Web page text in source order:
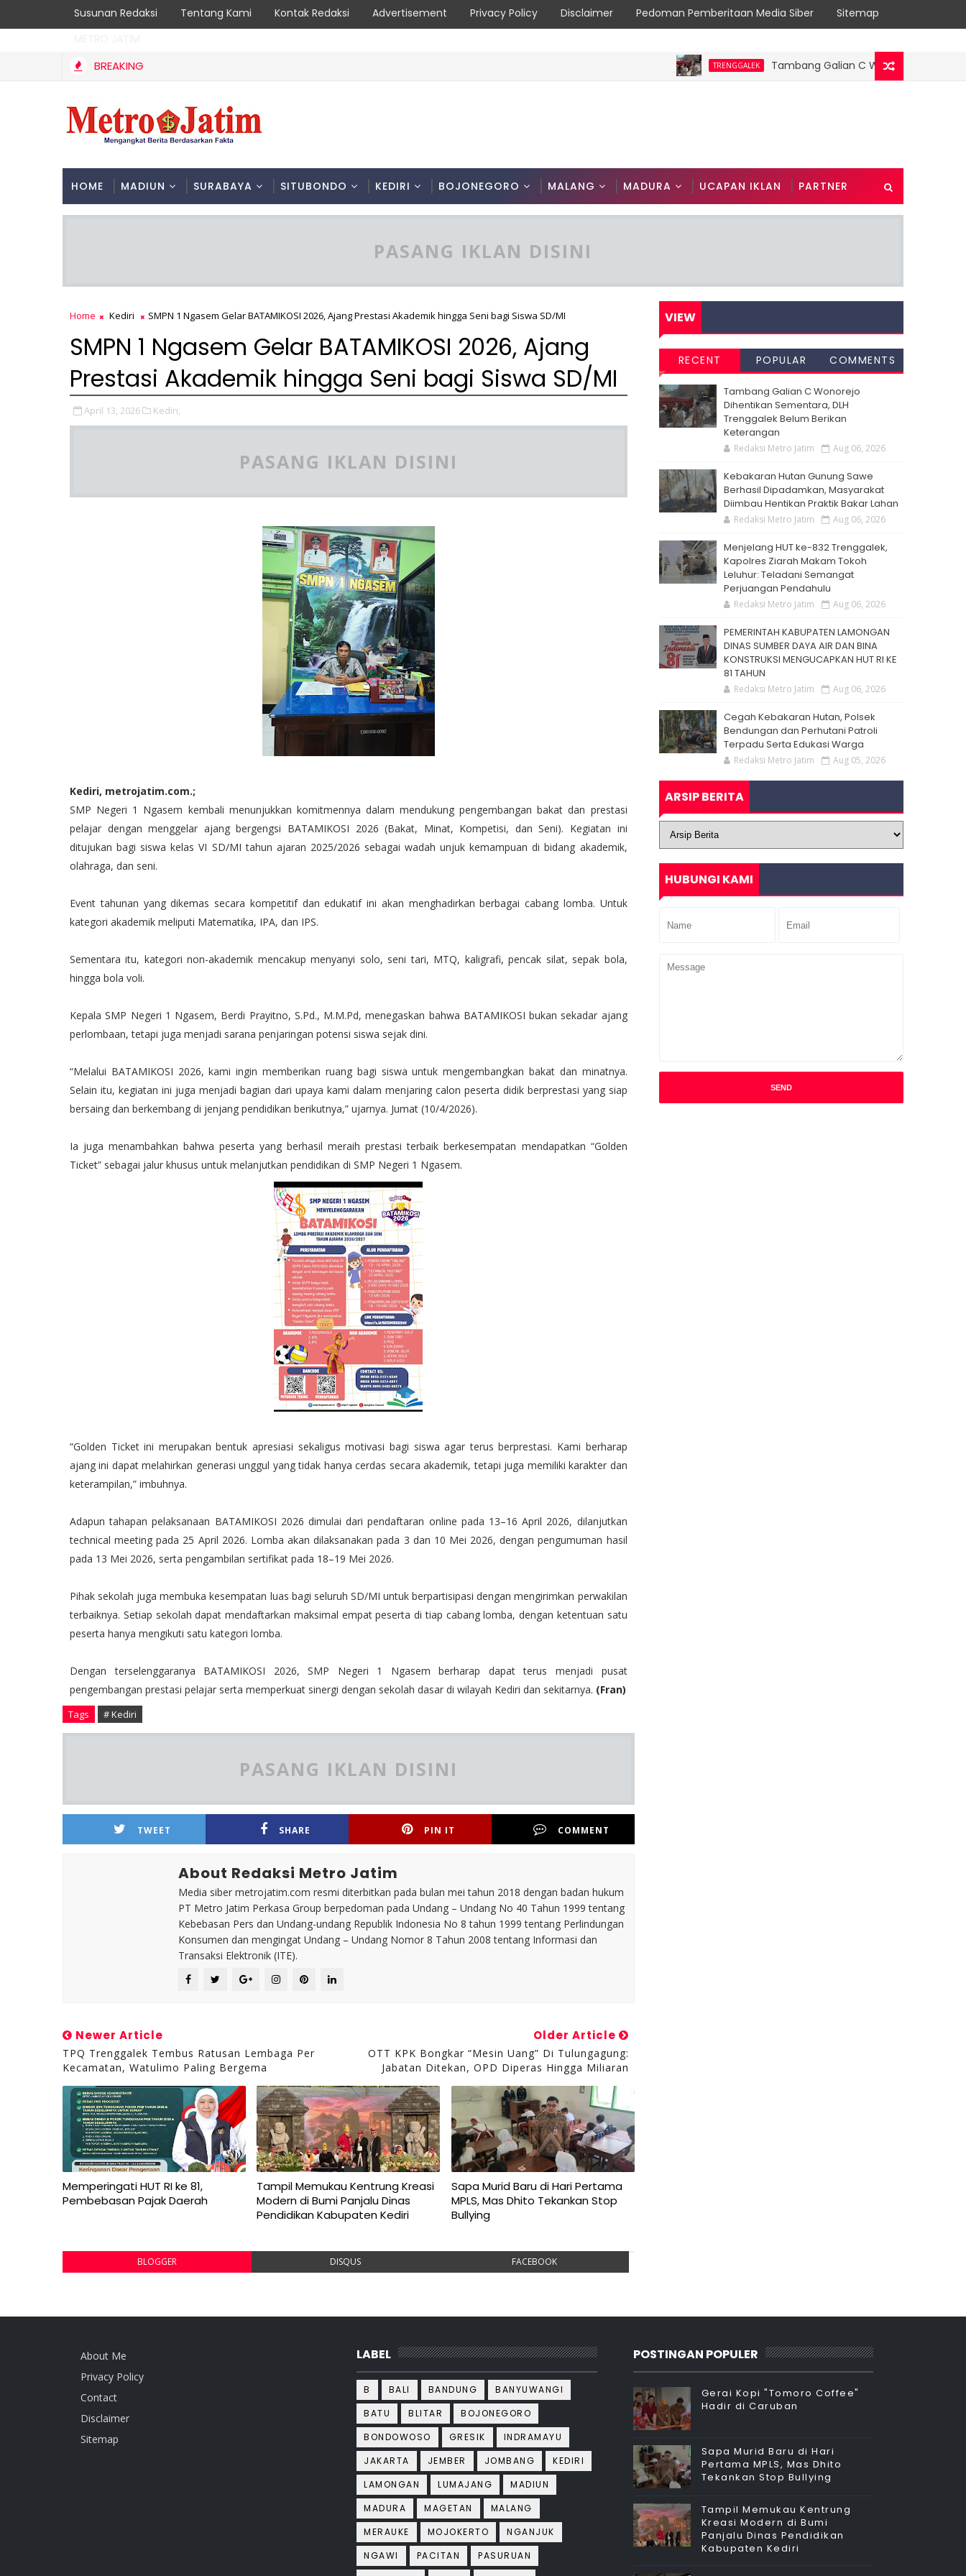
Susunan Redaksi Tentang Kami Kontak Redaksi Advertisement Privacy Policy Disclaimer Pedoman Pemberitaan Media Siber
Sitemap
BREAKING TRENGGALEK Tambang Galian C Wonorejo Dihentikan
HOME MADIUN SURABAYA SITUBONDO KEDIRI BOJONEGORO MALANG MADURA UCAPAN IKLAN PARTNER
PASANG IKLAN DISINI
Home Kediri SMPN 1 Ngasem Gelar BATAMIKOSI 2026, Ajang Prestasi Akademik hingga Seni bagi Siswa SD/MI
SMPN 1 Ngasem Gelar BATAMIKOSI 2026, Ajang
Prestasi Akademik hingga Seni bagi Siswa SD/MI
April 13, 2026 Kediri,
PASANG IKLAN DISINI
Kediri, metrojatim.com.;
SMP Negeri 1 Ngasem kembali menunjukkan komitmennya dalam mendukung pengembangan bakat dan prestasi
pelajar dengan menggelar ajang bergengsi BATAMIKOSI 2026 (Bakat, Minat, Kompetisi, dan Seni). Kegiatan ini
ditujukan bagi siswa kelas VI SD/MI tahun ajaran 2025/2026 sebagai wadah unjuk kemampuan di bidang akademik,
olahraga, dan seni.
Event tahunan yang dikemas secara kompetitif dan edukatif ini akan menghadirkan berbagai cabang lomba. Untuk
kategori akademik meliputi Matematika, IPA, dan IPS.
Sementara itu, kategori non-akademik mencakup menyanyi solo, seni tari, MTQ, kaligrafi, pencak silat, sepak bola,
hingga bola voli.
Kepala SMP Negeri 1 Ngasem, Berdi Prayitno, S.Pd., M.M.Pd, menegaskan bahwa BATAMIKOSI bukan sekadar ajang
perlombaan, tetapi juga menjadi sarana penjaringan potensi siswa sejak dini.
“Melalui BATAMIKOSI 2026, kami ingin memberikan ruang bagi siswa untuk mengembangkan bakat dan minatnya.
Selain itu, kegiatan ini juga menjadi bagian dari upaya kami dalam menjaring calon peserta didik berprestasi yang siap
bersaing dan berkembang di jenjang pendidikan berikutnya,” ujarnya. Jumat (10/4/2026).
Ia juga menambahkan bahwa peserta yang berhasil meraih prestasi terbaik berkesempatan mendapatkan “Golden
Ticket” sebagai jalur khusus untuk melanjutkan pendidikan di SMP Negeri 1 Ngasem.
“Golden Ticket ini merupakan bentuk apresiasi sekaligus motivasi bagi siswa agar terus berprestasi. Kami berharap
ajang ini dapat melahirkan generasi unggul yang tidak hanya cerdas secara akademik, tetapi juga memiliki karakter dan
keterampilan,” imbuhnya.
Adapun tahapan pelaksanaan BATAMIKOSI 2026 dimulai dari pendaftaran online pada 13–16 April 2026, dilanjutkan
technical meeting pada 25 April 2026. Lomba akan dilaksanakan pada 3 dan 10 Mei 2026, dengan pengumuman hasil
pada 13 Mei 2026, serta pengambilan sertifikat pada 18–19 Mei 2026.
Pihak sekolah juga membuka kesempatan luas bagi seluruh SD/MI untuk berpartisipasi dengan mengirimkan perwakilan
terbaiknya. Setiap sekolah dapat mendaftarkan maksimal empat peserta di tiap cabang lomba, dengan ketentuan satu
peserta hanya mengikuti satu kategori lomba.
Dengan terselenggaranya BATAMIKOSI 2026, SMP Negeri 1 Ngasem berharap dapat terus menjadi pusat
pengembangan prestasi pelajar serta memperkuat sinergi dengan sekolah dasar di wilayah Kediri dan sekitarnya. (Fran)
Tags # Kediri
PASANG IKLAN DISINI
TWEET SHARE PIN IT COMMENT
About Redaksi Metro Jatim
Media siber metrojatim.com resmi diterbitkan pada bulan mei tahun 2018 dengan badan hukum
PT Metro Jatim Perkasa Group berpedoman pada Undang – Undang No 40 Tahun 1999 tentang
Kebebasan Pers dan Undang-undang Republik Indonesia No 8 tahun 1999 tentang Perlindungan
Konsumen dan mengingat Undang – Undang Nomor 8 Tahun 2008 tentang Informasi dan
Transaksi Elektronik (ITE).
Newer Article
TPQ Trenggalek Tembus Ratusan Lembaga Per
Kecamatan, Watulimo Paling Bergema
Older Article
OTT KPK Bongkar “Mesin Uang” Di Tulungagung:
Jabatan Ditekan, OPD Diperas Hingga Miliaran
Memperingati HUT RI ke 81,
Pembebasan Pajak Daerah
Tampil Memukau Kentrung Kreasi
Modern di Bumi Panjalu Dinas
Pendidikan Kabupaten Kediri
Sapa Murid Baru di Hari Pertama
MPLS, Mas Dhito Tekankan Stop
Bullying
BLOGGER DISQUS FACEBOOK
VIEW
RECENT POPULAR COMMENTS
Tambang Galian C Wonorejo
Dihentikan Sementara, DLH
Trenggalek Belum Berikan
Keterangan
Redaksi Metro Jatim Aug 06, 2026
Kebakaran Hutan Gunung Sawe
Berhasil Dipadamkan, Masyarakat
Diimbau Hentikan Praktik Bakar Lahan
Redaksi Metro Jatim Aug 06, 2026
Menjelang HUT ke-832 Trenggalek,
Kapolres Ziarah Makam Tokoh
Leluhur: Teladani Semangat
Perjuangan Pendahulu
Redaksi Metro Jatim Aug 06, 2026
PEMERINTAH KABUPATEN LAMONGAN
DINAS SUMBER DAYA AIR DAN BINA
KONSTRUKSI MENGUCAPKAN HUT RI KE
81 TAHUN
Redaksi Metro Jatim Aug 06, 2026
Cegah Kebakaran Hutan, Polsek
Bendungan dan Perhutani Patroli
Terpadu Serta Edukasi Warga
Redaksi Metro Jatim Aug 05, 2026
ARSIP BERITA
HUBUNGI KAMI
About Me
Privacy Policy
Contact
Disclaimer
Sitemap
LABEL
B BALI BANDUNG
BANYUWANGI
BATU
BLITAR
BOJONEGORO
BONDOWOSO
GRESIK
INDRAMAYU
JAKARTA
JEMBER JOMBANG
KEDIRI
LAMONGAN
LUMAJANG
MADIUN
MADURA
MAGETAN
MALANG
MERAUKE
MOJOKERTO
NGANJUK
NGAWI
PACITAN
PASURUAN
POSTINGAN POPULER
Gerai Kopi "Tomoro Coffee"
Hadir di Caruban
Sapa Murid Baru di Hari
Pertama MPLS, Mas Dhito
Tekankan Stop Bullying
Tampil Memukau Kentrung
Kreasi Modern di Bumi
Panjalu Dinas Pendidikan
Kabupaten Kediri